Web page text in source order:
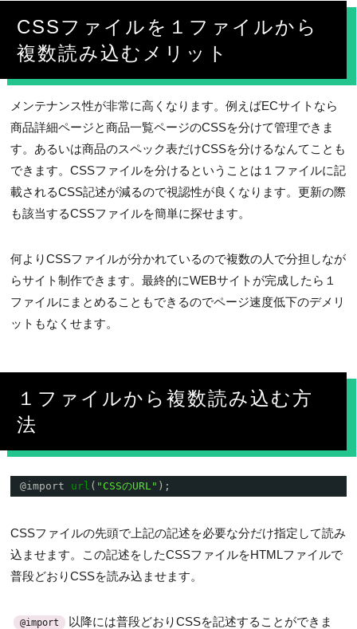
CSSファイルを１ファイルから
複数読み込むメリット
メンテナンス性が非常に高くなります。例えばECサイトなら
商品詳細ページと商品一覧ページのCSSを分けて管理できま
す。あるいは商品のスペック表だけCSSを分けるなんてことも
できます。CSSファイルを分けるということは１ファイルに記
載されるCSS記述が減るので視認性が良くなります。更新の際
も該当するCSSファイルを簡単に探せます。
何よりCSSファイルが分かれているので複数の人で分担しなが
らサイト制作できます。最終的にWEBサイトが完成したら１
ファイルにまとめることもできるのでページ速度低下のデメリ
ットもなくせます。
１ファイルから複数読み込む方
法
@import url ( "CSSのURL" );
CSSファイルの先頭で上記の記述を必要な分だけ指定して読み
込ませます。この記述をしたCSSファイルをHTMLファイルで
普段どおりCSSを読み込ませます。
@import
以降には普段どおりCSSを記述することができま